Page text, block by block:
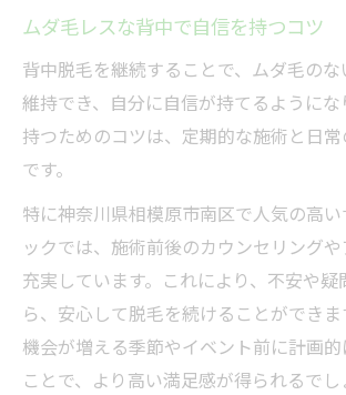
ムダ毛レスな背中で自信を持つコツ
背中脱毛を継続することで、ムダ毛の
維持でき、自分に自信が持てるようにな
持つためのコツは、定期的な施術と日
です。
特に神奈川県相模原市南区で人気の高
ックでは、施術前後のカウンセリング
充実しています。これにより、不安や疑
ら、安心して脱毛を続けることができ
機会が増える季節やイベント前に計画
ことで、より高い満足感が得られるでし